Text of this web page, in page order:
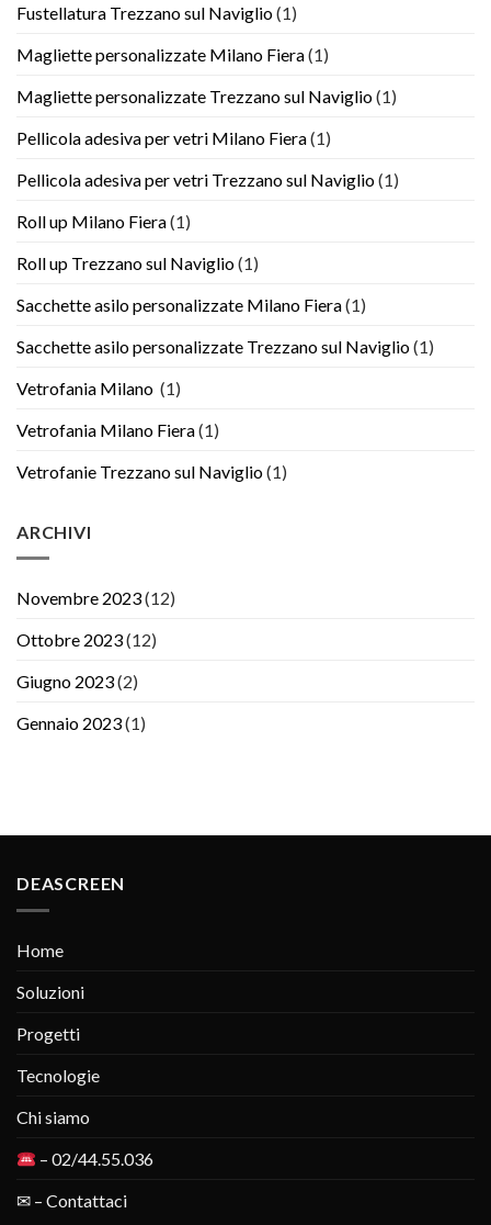
Fustellatura Trezzano sul Naviglio(1)
Magliette personalizzate Milano Fiera(1)
Magliette personalizzate Trezzano sul Naviglio(1)
Pellicola adesiva per vetri Milano Fiera(1)
Pellicola adesiva per vetri Trezzano sul Naviglio(1)
Roll up Milano Fiera(1)
Roll up Trezzano sul Naviglio(1)
Sacchette asilo personalizzate Milano Fiera(1)
Sacchette asilo personalizzate Trezzano sul Naviglio(1)
Vetrofania Milano (1)
Vetrofania Milano Fiera(1)
Vetrofanie Trezzano sul Naviglio(1)
ARCHIVI
Novembre 2023(12)
Ottobre 2023(12)
Giugno 2023(2)
Gennaio 2023(1)
DEASCREEN
Home
Soluzioni
Progetti
Tecnologie
Chi siamo
– 02/44.55.036
✉ – Contattaci